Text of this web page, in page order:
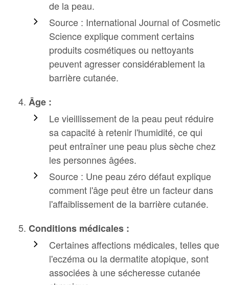
de la peau.
Source : International Journal of Cosmetic
Science explique comment certains
produits cosmétiques ou nettoyants
peuvent agresser considérablement la
barrière cutanée.
Âge :
Le vieillissement de la peau peut réduire
sa capacité à retenir l'humidité, ce qui
peut entraîner une peau plus sèche chez
les personnes âgées.
Source : Une peau zéro défaut explique
comment l'âge peut être un facteur dans
l'affaiblissement de la barrière cutanée.
Conditions médicales :
Certaines affections médicales, telles que
l'eczéma ou la dermatite atopique, sont
associées à une sécheresse cutanée